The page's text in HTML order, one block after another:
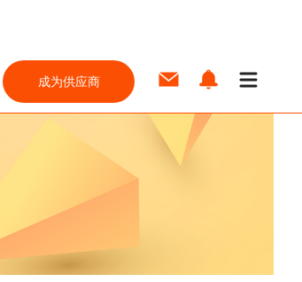
成为供应商